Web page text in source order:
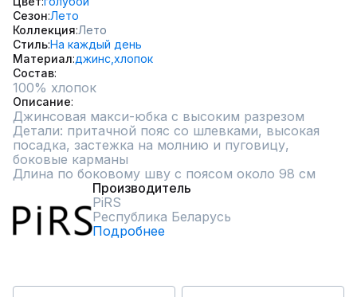
Сезон Лето
Коллекция Лето
СтильНа каждый день
Материал джинс, хлопок
Состав
100% хлопок
Описание
Джинсовая макси-юбка с высоким разрезом
Детали: притачной пояс со шлевками, высокая
посадка, застежка на молнию и пуговицу,
боковые карманы
Длина по боковому шву с поясом около 98 см
Производитель
PiRS
Республика Беларусь
Подробнее